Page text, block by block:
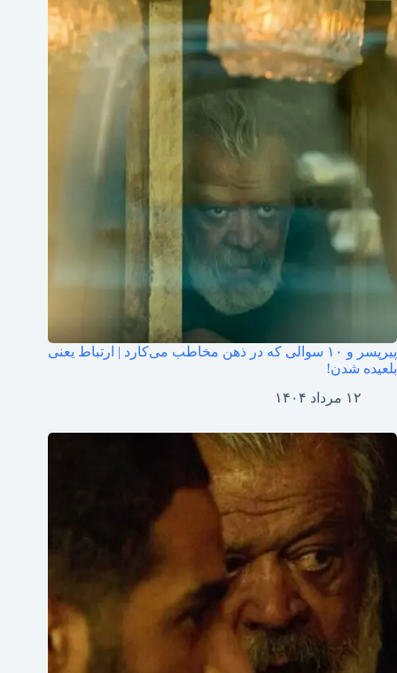
پیرپسر و ۱۰ سوالی که در ذهن مخاطب می‌کارد | ارتباط یعنی
بلعیده شدن!
۱۲ مرداد ۱۴۰۴